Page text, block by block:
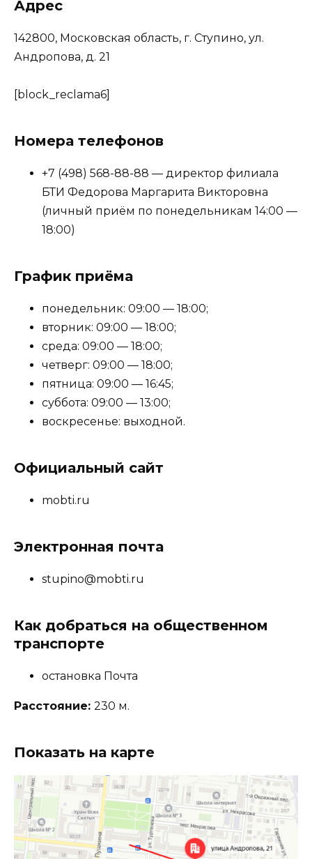
Адрес
142800, Московская область, г. Ступино, ул.
Андропова, д. 21
[block_reclama6]
Номера телефонов
+7 (498) 568-88-88 — директор филиала
БТИ Федорова Маргарита Викторовна
(личный приём по понедельникам 14:00 —
18:00)
График приёма
понедельник: 09:00 — 18:00;
вторник: 09:00 — 18:00;
среда: 09:00 — 18:00;
четверг: 09:00 — 18:00;
пятница: 09:00 — 16:45;
суббота: 09:00 — 13:00;
воскресенье: выходной.
Официальный сайт
mobti.ru
Электронная почта
stupino@mobti.ru
Как добраться на общественном
транспорте
остановка Почта
Расстояние: 230 м.
Показать на карте